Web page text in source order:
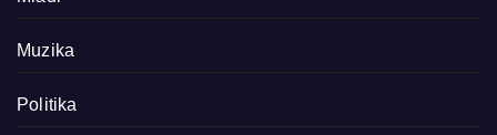
Muzika
Politika